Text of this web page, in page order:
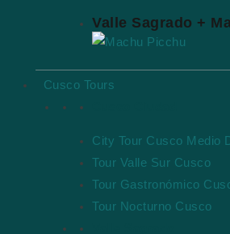
Valle Sagrado +
Cusco Tours
City Tour Cusco Medio
Tour Valle Sur Cusco
Tour Gastronómico
Tour Nocturno Cusco